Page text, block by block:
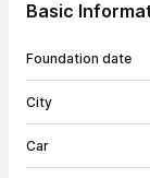
Basic
Foundation date
City
Car